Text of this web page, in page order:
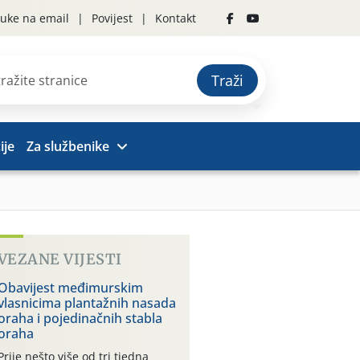
na email Povijest Kontakt
Traži
Za službenike
VIJESTI
međimurskim
plantažnih nasada
i pojedinačnih stabla
nešto više od tri tjedna